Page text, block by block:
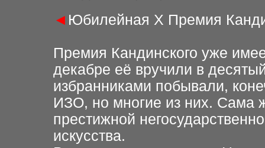
◄ Юбилейная Х Премия
Премия Кандинского уже
декабре её вручили в
избранниками побывали,
ИЗО, но многие из них. Сама
престижной
искусства.